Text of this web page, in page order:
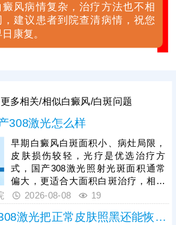
癜风病情复杂，治疗方法也不相
，建议患者到院查清病情，祝您
康复。
更多相关/相似白癜风/白斑问题
308激光怎么样
早期白癜风白斑面积小、病灶局限，
皮肤损伤较轻，光疗是优选治疗方
式，国产308激光照射光斑面积通常
偏大，更适合大面积白斑治疗，相较
之下，进口308激光靶向性强、光源
稳定，可直接作用于患处，不损伤周
边健康肌肤，兼具安全性与高效性，
2026-08-08 19
身上有白癜风照308激光把正常皮肤照黑还能恢复吗